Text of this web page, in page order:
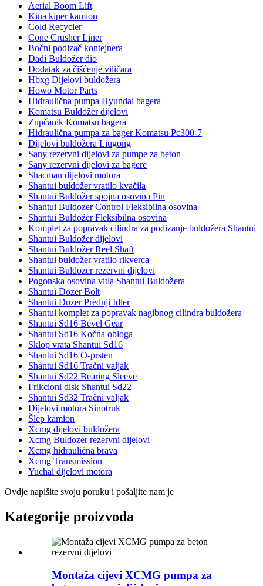
Aerial Boom Lift
Kina kiper kamion
Cold Recycler
Cone Crusher Liner
Bočni podizač kontejnera
Dadi Buldožer dio
Dodatak za čišćenje viličara
Hbxg Dijelovi buldožera
Howo Motor Parts
Hidraulična pumpa Hyundai bagera
Komatsu Buldožer dijelovi
Zupčanik Komatsu bagera
Hidraulična pumpa za bager Komatsu Pc300-7
Dijelovi buldožera Liugong
Sany rezervni dijelovi za pumpe za beton
Sany rezervni dijelovi za bagere
Shacman dijelovi motora
Shantui buldožer vratilo kvačila
Shantui Buldožer spojna osovina Pin
Shantui Buldozer Control Fleksibilna osovina
Shantui Buldožer Fleksibilna osovina
Komplet za popravak cilindra za podizanje buldožera Shantui
Shantui Buldožer dijelovi
Shantui Buldožer Reel Shaft
Shantui buldožer vratilo rikverca
Shantui Buldozer rezervni dijelovi
Pogonska osovina vitla Shantui Buldožera
Shantui Dozer Bolt
Shantui Dozer Prednji Idler
Shantui komplet za popravak nagibnog cilindra buldožera
Shantui Sd16 Bevel Gear
Shantui Sd16 Kočna obloga
Sklop vrata Shantui Sd16
Shantui Sd16 O-prsten
Shantui Sd16 Tračni valjak
Shantui Sd22 Bearing Sleeve
Frikcioni disk Shantui Sd22
Shantui Sd32 Tračni valjak
Dijelovi motora Sinotruk
Šlep kamion
Xcmg dijelovi buldožera
Xcmg Buldozer rezervni dijelovi
Xcmg hidraulična brava
Xcmg Transmission
Yuchai dijelovi motora
Ovdje napišite svoju poruku i pošaljite nam je
Kategorije proizvoda
Montaža cijevi XCMG pumpa za